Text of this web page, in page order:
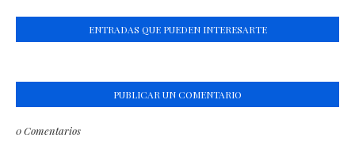
ENTRADAS QUE PUEDEN INTERESARTE
PUBLICAR UN COMENTARIO
0 Comentarios